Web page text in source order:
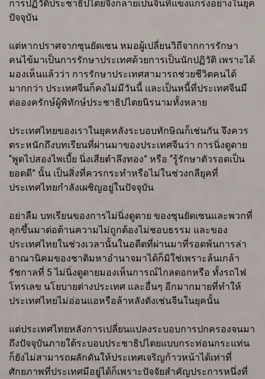
การปฏิวัติประชาธิปไตยจึงกลายเป็นจีนที่แข็งแกร่งอย่างในยุค
ปัจจุบัน
แต่หากปราศจากซุนยัดเซน หมอผู้เปลี่ยนวิถีจากการรักษา
คนไข้มาเป็นการรักษาประเทศด้วยการเป็นนักปฏิวัติ เพราะได้
มองเห็นแล้วว่า การรักษาประเทศสามารถช่วยชีวิตคนได้
มากกว่า ประเทศจีนก็คงไม่มีวันนี้ และเป็นหนี้ที่ประเทศจีนมี
ต่อองครักษ์ผู้พิทักษ์ประชาธิปไตยนิรนามทั้งหลาย
ประเทศไทยของเราในยุคหลังระบอบทักษิณก็เช่นกัน จึงควร
ตระหนักถึงบทเรียนที่ผ่านมาของประเทศจีนว่า การนิ่งดูดาย
“พูดไปสองไพเบี้ย นิ่งเสียตำลึงทอง” หรือ “รู้รักษาตัวรอดเป็น
ยอดดี” นั้น เป็นสิ่งที่ควรกระทำหรือไม่ในช่วงกลียุคที่
ประเทศไทยกำลังเผชิญอยู่ในปัจจุบัน
อย่าลืม บทเรียนของการไม่นิ่งดูดาย ของซุนยัดเซนและพวกที่
ลุกขึ้นมาต่อต้านความไม่ถูกต้องไม่ชอบธรรม และของ
ประเทศไทยในช่วงเวลานั้นในอดีตที่ผ่านมาที่รอดพ้นการล่า
อาณานิคมของชาติมหาอำนาจมาได้ก็มิใช่เพราะล้นเกล้า
รัชกาลที่ 5 ไม่นิ่งดูดายมองเห็นการณ์ไกลดอกหรือ ทั้งรถไฟ
โทรเลข นโยบายต่างประเทศ และอื่นๆ อีกมากมายที่ทำให้
ประเทศไทยไม่อ่อนแอหรือล้าหลังดังเช่นจีนในยุคนั้น
แต่ประเทศไทยหลังการเปลี่ยนแปลงระบอบการปกครองจนมา
ถึงปัจจุบันภายใต้ระบอบประชาธิปไตยแบบกระท่อนกระแท่น
ก็ยังไม่สามารถผลักดันให้ประเทศเจริญก้าวหน้าได้เท่าที่
ศักยภาพที่ประเทศมีอยู่ได้ก็เพราะปัจจัยสำคัญประการหนึ่งที่